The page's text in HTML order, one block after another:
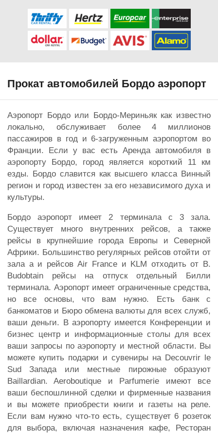
Прокат автомобилей Бордо аэропорт
Аэропорт Бордо или Бордо-Мериньяк как известно
локально, обслуживает более 4 миллионов
пассажиров в год и 6-загруженным аэропортом во
Франции. Если у вас есть Аренда автомобиля в
аэропорту Бордо, город является короткий 11 км
езды. Бордо славится как высшего класса Винный
регион и город известен за его независимого духа и
культуры.
Бордо аэропорт имеет 2 терминала с 3 зала.
Существует много внутренних рейсов, а также
рейсы в крупнейшие города Европы и Северной
Африки. Большинство регулярных рейсов отойти от
зала a и рейсов Air France и KLM отходить от B.
Budobtain рейсы на отпуск отдельный Билли
терминала. Аэропорт имеет ограниченные средства,
но все основы, что вам нужно. Есть банк с
банкоматов и Бюро обмена валюты для всех служб,
ваши деньги. В аэропорту имеется Конференции и
бизнес центр и информационные столы для всех
ваши запросы по аэропорту и местной области. Вы
можете купить подарки и сувениры на Decouvrir le
Sud Запада или местные пирожные образуют
Baillardian. Aeroboutique и Parfumerie имеют все
ваши беспошлинной сделки и фирменные названия
и вы можете приобрести книги и газеты на реле.
Если вам нужно что-то есть, существует 6 розеток
для выбора, включая назначения кафе, Ресторан